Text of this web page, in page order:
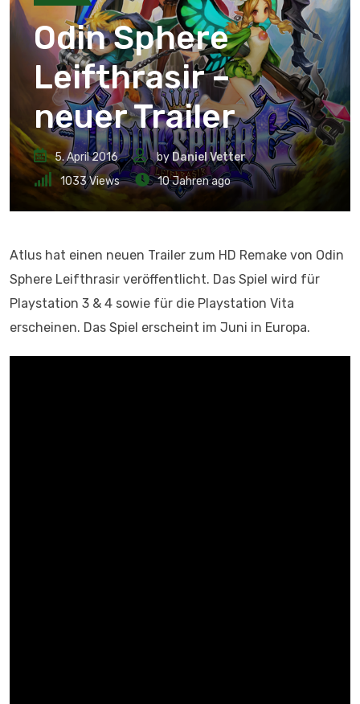
Odin Sphere
Leifthrasir –
neuer Trailer
5. April 2016 byDaniel Vetter
1033Views 10 Jahren ago
Atlus hat einen neuen Trailer zum HD Remake von Odin
Sphere Leifthrasir veröffentlicht. Das Spiel wird für
Playstation 3 & 4 sowie für die Playstation Vita
erscheinen. Das Spiel erscheint im Juni in Europa.